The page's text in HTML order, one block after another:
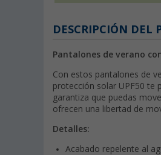
DESCRIPCIÓN DEL
Pantalones de verano
Con estos pantalones de
protección solar UPF50 te
garantiza que puedas
ofrecen una libertad de
Detalles:
Acabado repelente al